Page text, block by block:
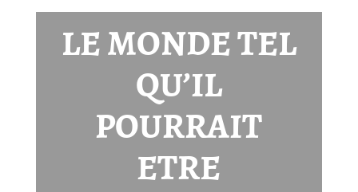
LE MONDE TEL
QU’IL
POURRAIT
ETRE